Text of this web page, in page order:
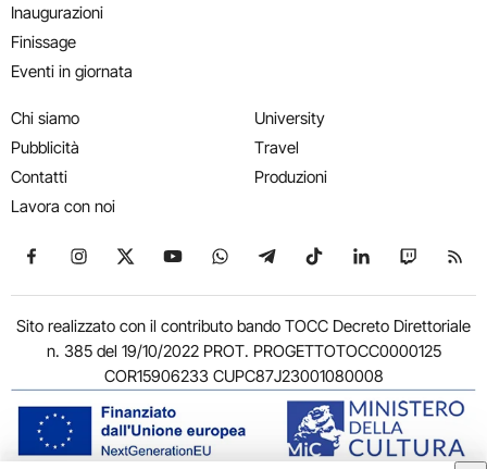
Inaugurazioni
Finissage
Eventi in giornata
Chi siamo
Pubblicità
Contatti
Lavora con noi
University
Travel
Produzioni
Seguici su Facebook
Seguici su Instagram
Seguici su X
Seguici su YouTube
Seguici su WhatsApp
Seguici su Telegram
Seguici su TikTok
Seguici su
Seguici
Sito realizzato con il contributo bando TOCC Decreto Direttoriale
n. 385 del 19/10/2022 PROT. PROGETTOTOCC0000125
COR15906233 CUPC87J23001080008